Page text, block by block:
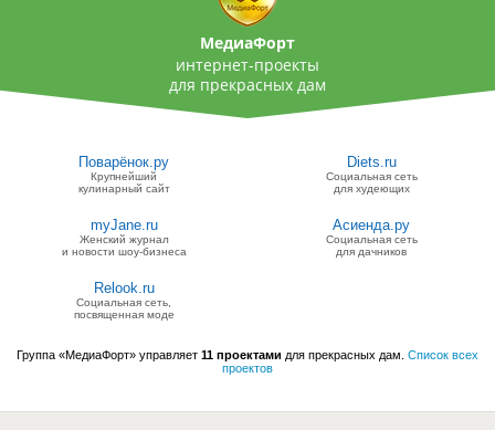
МедиаФорт
интернет-проекты
для прекрасных дам
Поварёнок.ру
Крупнейший
кулинарный сайт
Diets.ru
Социальная сеть
для худеющих
myJane.ru
Женский журнал
и новости шоу-бизнеса
Асиенда.ру
Социальная сеть
для дачников
Relook.ru
Социальная сеть,
посвященная моде
Группа «МедиаФорт» управляет 11 проектами для прекрасных дам. Список всех
проектов